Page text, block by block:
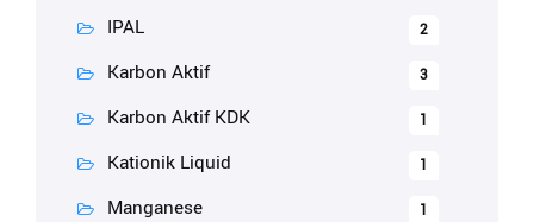
IPAL 2
Karbon Aktif 3
Karbon Aktif KDK 1
Kationik Liquid 1
Manganese 1